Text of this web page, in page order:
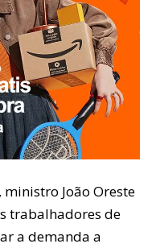
João Oreste
trabalhadores de
a demanda a